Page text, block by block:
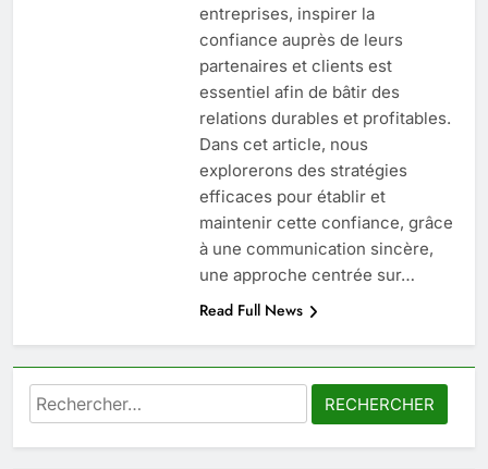
entreprises, inspirer la
confiance auprès de leurs
partenaires et clients est
essentiel afin de bâtir des
relations durables et profitables.
Dans cet article, nous
explorerons des stratégies
efficaces pour établir et
maintenir cette confiance, grâce
à une communication sincère,
une approche centrée sur…
Read Full News
Rechercher :
Les secrets révélés pour une
peau éclatante grâce à The
Ordinary
SANTÉ
Prévenir les chutes chez les
seniors: aménagement et
exercices
BIEN ÊTRE
Voyance à La Rochelle : où
sérieux à un tarif juste ?
BIEN ÊTRE
1